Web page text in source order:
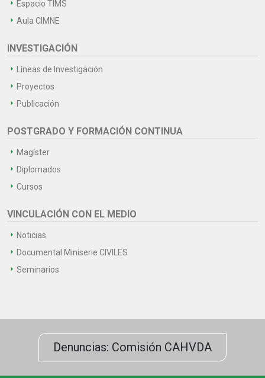
Espacio TIMS
Aula CIMNE
INVESTIGACIÓN
Líneas de Investigación
Proyectos
Publicación
POSTGRADO Y FORMACIÓN CONTINUA
Magíster
Diplomados
Cursos
VINCULACIÓN CON EL MEDIO
Noticias
Documental Miniserie CIVILES
Seminarios
Denuncias: Comisión CAHVDA